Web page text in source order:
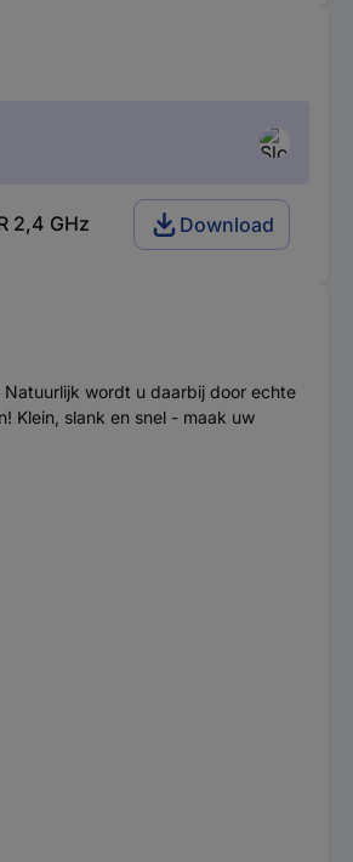
2,4 GHz Download
wordt u daarbij door echte
Klein, slank en snel - maak uw